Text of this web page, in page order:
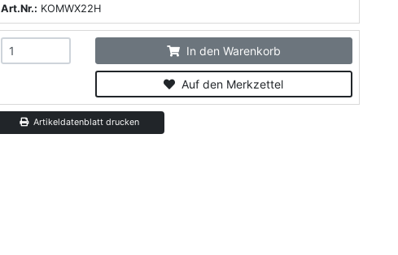
Art.Nr.: KOMWX22H
In den Warenkorb
Auf den Merkzettel
Artikeldatenblatt drucken